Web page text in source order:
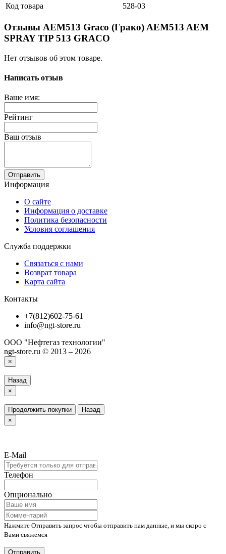
Код товара
528-03
Отзывы AEM513 Graco (Грако) AEM513 AEM
SPRAY TIP 513 GRACO
Нет отзывов об этом товаре.
Написать отзыв
Ваше имя:
Рейтинг
Ваш отзыв
Отправить
Информация
О сайте
Информация о доставке
Политика безопасности
Условия соглашения
Служба поддержки
Связаться с нами
Возврат товара
Карта сайта
Контакты
+7(812)602-75-61
info@ngt-store.ru
ООО "Нефтегаз технологии"
ngt-store.ru © 2013 – 2026
×
Назад
×
Продолжить покупки
Назад
×
E-Mail
Телефон
Опционально
Нажмите Отправить запрос чтобы отправить нам данные, и мы скоро с
Вами свяжемся
Отправить